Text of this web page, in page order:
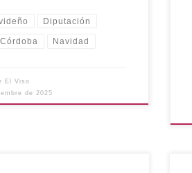
Diputación
Navidad
El Viso
de 2025